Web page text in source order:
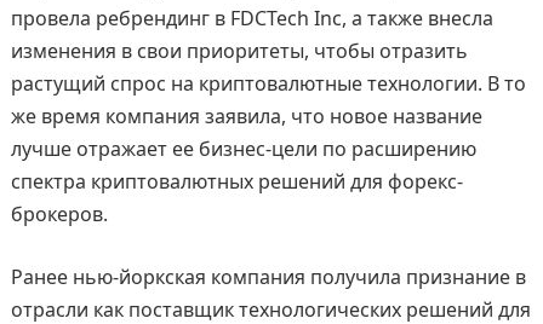
провела ребрендинг в FDCTech Inc, а также внесла
изменения в свои приоритеты, чтобы отразить
растущий спрос на криптовалютные технологии. В то
же время компания заявила, что новое название
лучше отражает ее бизнес-цели по расширению
спектра криптовалютных решений для форекс-
брокеров.
Ранее нью-йоркская компания получила признание в
отрасли как поставщик технологических решений для